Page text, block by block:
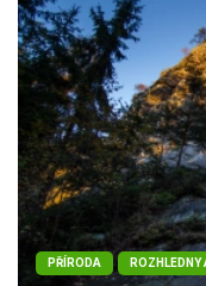
PŘÍRODA ROZHLEDNY